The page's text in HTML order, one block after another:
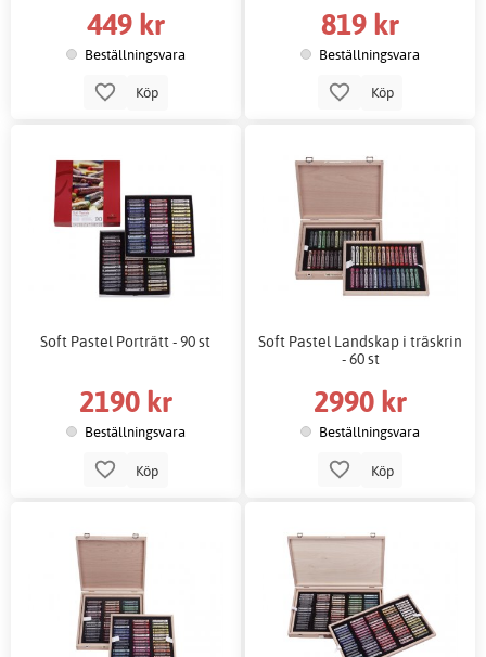
449 kr
Beställningsvara
Köp
819 kr
Beställningsvara
Köp
Soft Pastel Porträtt - 90 st
2190 kr
Beställningsvara
Köp
Soft Pastel Landskap i träskrin
- 60 st
2990 kr
Beställningsvara
Köp